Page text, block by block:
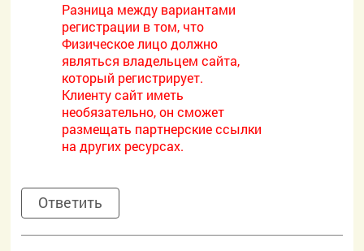
Разница между вариантами
регистрации в том, что
Физическое лицо должно
являться владельцем сайта,
который регистрирует.
Клиенту сайт иметь
необязательно, он сможет
размещать партнерские ссылки
на других ресурсах.
Ответить